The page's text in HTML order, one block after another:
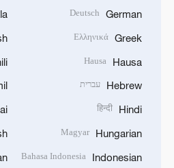
German
Deutsch
Greek
Ελληνικά
Hausa
Hausa
Hebrew עברית
Hindi
हिन्दी
Hungarian
Magyar
Indonesian
Bahasa Indonesia